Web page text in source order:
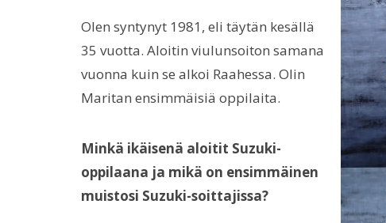
Olen syntynyt 1981, eli täytän kesällä
35 vuotta. Aloitin viulunsoiton samana
vuonna kuin se alkoi Raahessa. Olin
Maritan ensimmäisiä oppilaita.
Minkä ikäisenä aloitit Suzuki-
oppilaana ja mikä on ensimmäinen
muistosi Suzuki-soittajissa?